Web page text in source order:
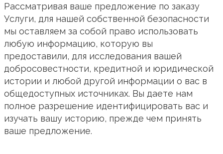
Рассматривая ваше предложение по заказу
Услуги, для нашей собственной безопасности
мы оставляем за собой право использовать
любую информацию, которую вы
предоставили, для исследования вашей
добросовестности, кредитной и юридической
истории и любой другой информации о вас в
общедоступных источниках. Вы даете нам
полное разрешение идентифицировать вас и
изучать вашу историю, прежде чем принять
ваше предложение.